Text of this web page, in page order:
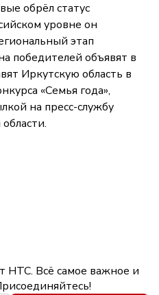
обрёл статус
уровне он
этап
победителей объявят в
Иркутскую область в
«Семья года»,
на пресс-службу
НТС. Всё самое важное и